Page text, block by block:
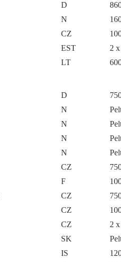
D
N
CZ
EST
2
LT
D
N
N
N
N
CZ
F
CZ
CZ
CZ
2
SK
IS